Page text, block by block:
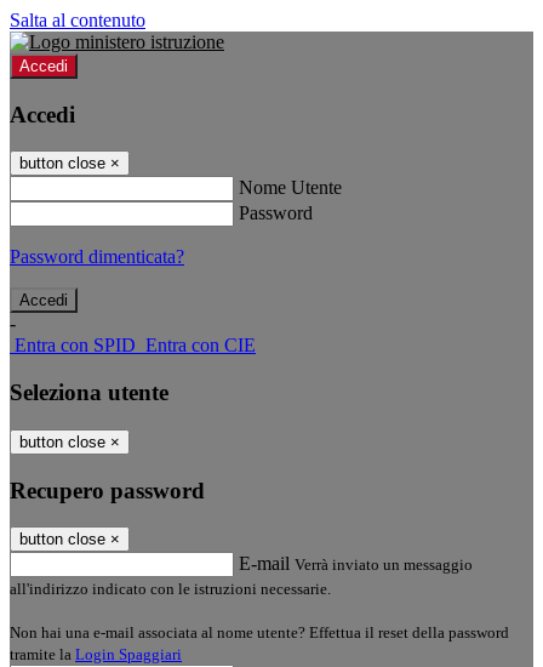
Salta al contenuto
Accedi
Accedi
button close ×
Nome Utente
Password
Password dimenticata?
-
Entra con SPID Entra con CIE
Seleziona utente
button close ×
Recupero password
button close ×
E-mail Verrà inviato un messaggio
all'indirizzo indicato con le istruzioni necessarie.
Non hai una e-mail associata al nome utente? Effettua il reset della password
tramite la Login Spaggiari